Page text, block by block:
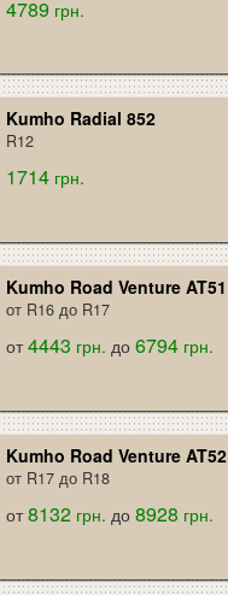
4789 грн.
Kumho Radial 852
R12
1714 грн.
Kumho Road Venture AT51
от R16 до R17
от4443 грн. до6794 грн.
Kumho Road Venture AT52
от R17 до R18
от8132 грн. до8928 грн.